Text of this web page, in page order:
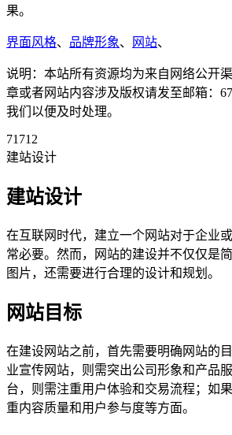
果。
界面风格、 品牌形象、 网站、
说明：本站所有资源均为来自网络公开
章或者网站内容涉及版权请发至邮箱：
我们以便及时处理。
71712
建站设计
建站设计
在互联网时代，建立一个网站对于企业
常必要。然而，网站的建设并不仅仅是
图片，还需要进行合理的设计和规划。
网站目标
在建设网站之前，首先需要明确网站的
业宣传网站，则需突出公司形象和产品
台，则需注重用户体验和交易流程；如
重内容质量和用户参与度等方面。